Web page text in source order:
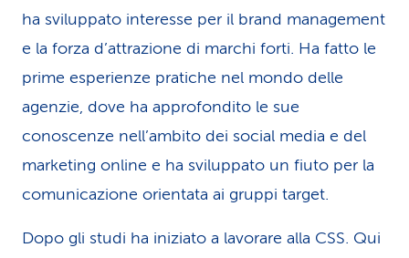
i
s
e
r
v
ha sviluppato interesse per il brand management
e la forza d’attrazione di marchi forti. Ha fatto le
prime esperienze pratiche nel mondo delle
agenzie, dove ha approfondito le sue
conoscenze nell’ambito dei social media e del
marketing online e ha sviluppato un fiuto per la
comunicazione orientata ai gruppi target.
Dopo gli studi ha iniziato a lavorare alla CSS. Qui